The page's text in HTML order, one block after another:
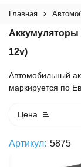
Главная
Аккумуляторы
12v)
Автомобильный
маркируется по
Цена
Артикул: 5875